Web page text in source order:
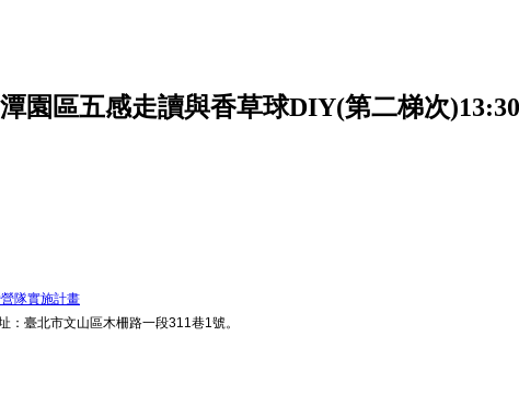
園區五感走讀與香草球DIY(第二梯次
隊實施計畫
臺北市文山區木柵路一段311巷1號。